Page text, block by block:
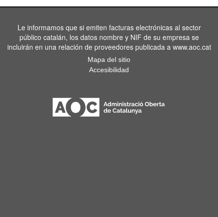
Le informamos que si emiten facturas electrónicas al sector
público catalán, los datos nombre y NIF de su empresa se
incluirán en una relación de proveedores publicada a www.aoc.cat
Mapa del sitio
Accesibilidad